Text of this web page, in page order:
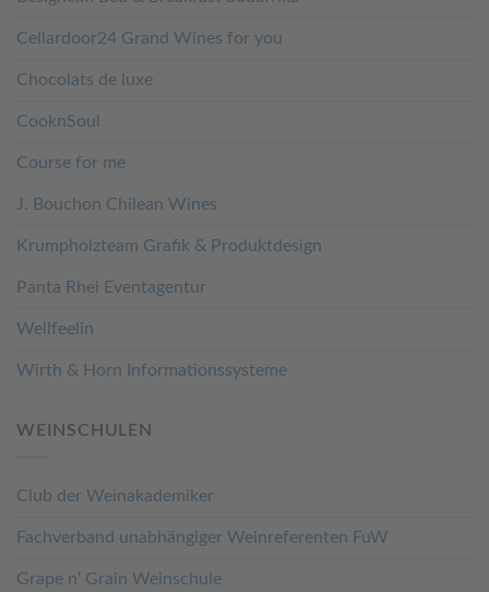
Cellardoor24 Grand Wines for you
Chocolats de luxe
CooknSoul
Course for me
J. Bouchon Chilean Wines
Krumpholzteam Grafik & Produktdesign
Panta Rhei Eventagentur
Wellfeelin
Wirth & Horn Informationssysteme
WEINSCHULEN
Club der Weinakademiker
Fachverband unabhängiger Weinreferenten FuW
Grape n‘ Grain Weinschule